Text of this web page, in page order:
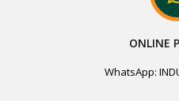
ONLINE
WhatsApp: